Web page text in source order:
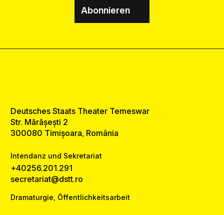
Abonnieren
Deutsches Staats Theater Temeswar
Str. Mărășești 2
300080 Timișoara, România
Intendanz und Sekretariat
+40256.201.291
secretariat@dstt.ro
Dramaturgie, Öffentlichkeitsarbeit